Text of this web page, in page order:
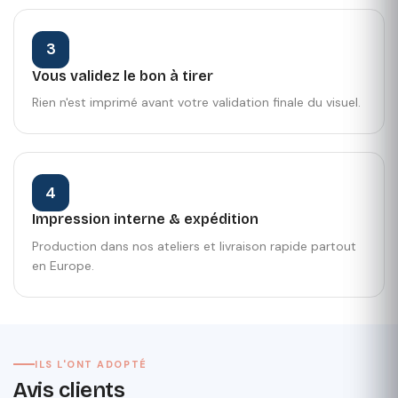
3
Vous validez le bon à tirer
Rien n'est imprimé avant votre validation finale du visuel.
4
Impression interne & expédition
Production dans nos ateliers et livraison rapide partout
en Europe.
ILS L'ONT ADOPTÉ
Avis clients